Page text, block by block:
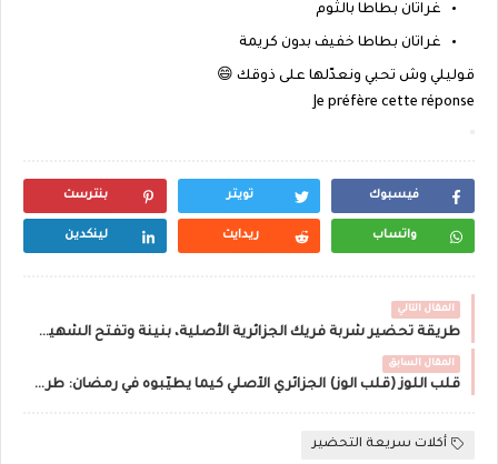
غراتان بطاطا بالثوم
غراتان بطاطا خفيف بدون كريمة
قوليلي وش تحبي ونعدّلها على ذوقك 😄
Je préfère cette réponse
فيسبوك تويتر بنترست
واتساب ريدايت لينكدين
المقال التالي
طريقة تحضير شربة فريك الجزائرية الأصلية، بنينة وتفتح الشهية—أساسية خاصة في رمضان 🌙
المقال السابق
قلب اللوز (قلب الوز) الجزائري الأصلي كيما يطيّبوه في رمضان: طري، معسّل وبنينة بزاف
أكلات سريعة التحضير